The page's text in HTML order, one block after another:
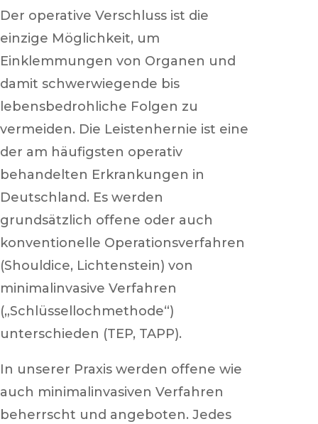
Der operative Verschluss ist die
einzige Möglichkeit, um
Einklemmungen von Organen und
damit schwerwiegende bis
lebensbedrohliche Folgen zu
vermeiden. Die Leistenhernie ist eine
der am häufigsten operativ
behandelten Erkrankungen in
Deutschland. Es werden
grundsätzlich offene oder auch
konventionelle Operationsverfahren
(Shouldice, Lichtenstein) von
minimalinvasive Verfahren
(„Schlüssellochmethode“)
unterschieden (TEP, TAPP).
In unserer Praxis werden offene wie
auch minimalinvasiven Verfahren
beherrscht und angeboten. Jedes